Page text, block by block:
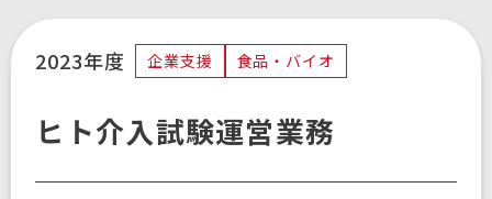
2023年度 企業支援 食品・バイオ
ヒト介入試験運営業務